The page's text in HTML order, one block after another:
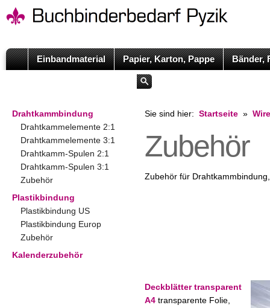
Einbandmaterial Papier, Karton, Pappe Bänder,
Drahtkammbindung
Drahtkammelemente 2:1
Drahtkammelemente 3:1
Drahtkamm-Spulen 2:1
Drahtkamm-Spulen 3:1
Zubehör
Plastikbindung
Plastikbindung US
Plastikbindung Europ
Zubehör
Kalenderzubehör
Sie sind hier: Startseite »
Zubehör
Zubehör für
Deckblätter transparent
A4 transparente Folie,